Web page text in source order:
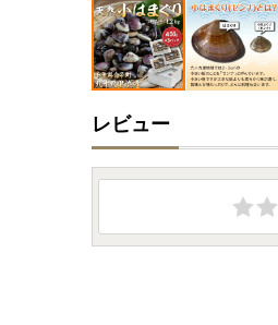
レビュー